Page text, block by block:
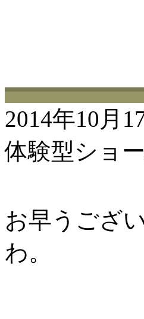
2014年10月
体験型ショ
お早うござ
わ。